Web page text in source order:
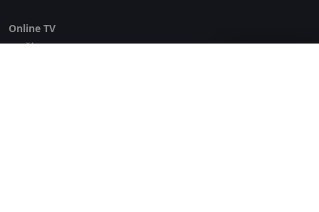
Online TV
Lepší.TV